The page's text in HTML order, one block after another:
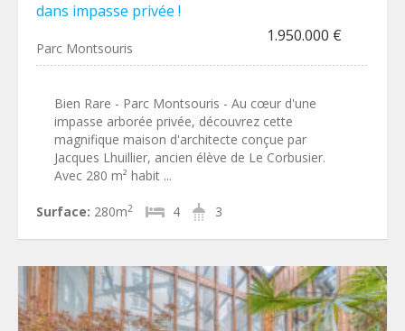
dans impasse privée !
1.950.000 €
Parc Montsouris
Bien Rare - Parc Montsouris - Au cœur d'une
impasse arborée privée, découvrez cette
magnifique maison d'architecte conçue par
Jacques Lhuillier, ancien élève de Le Corbusier.
Avec 280 m² habit ...
Surface: 280m2 4 3